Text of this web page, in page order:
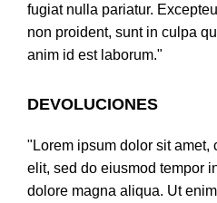
fugiat nulla pariatur.
non proident, sunt in culpa
anim id est laborum."
DEVOLUCIONES
"Lorem ipsum dolor sit amet,
elit, sed do eiusmod tempor
dolore magna aliqua. Ut